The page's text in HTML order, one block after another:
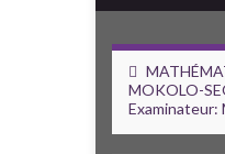
MOKOLO-
Examinateur: